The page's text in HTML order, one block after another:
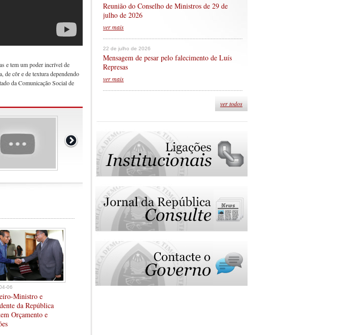
Reunião do Conselho de Ministros de 29 de
julho de 2026
ver mais
22 de julho de 2026
Mensagem de pesar pelo falecimento de Luís
Represas
ver mais
ver todos
e tem um poder incrível de
de côr e de textura dependendo
da Comunicação Social de
06
Ministro e
da República
Orçamento e